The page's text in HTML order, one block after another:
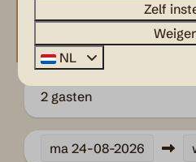
Wifi
Keuken
Koffiecupmachine
Pannen
Bestek
2 gasten
ma 24-08-2026
Zelf
NL